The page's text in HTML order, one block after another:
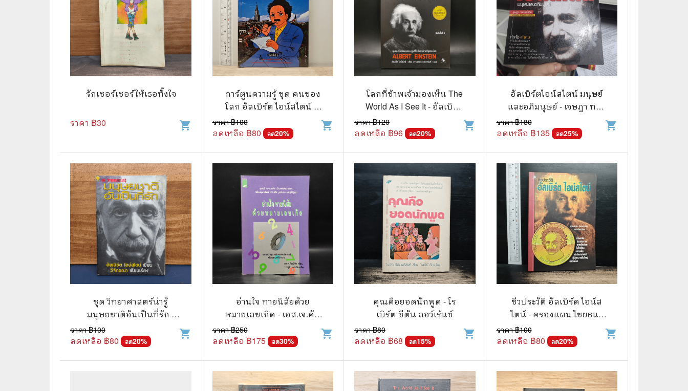
รักเซอร์เซอร์ให้เธอทั้งใจ
ราคา ฿30 shopping_cart
การ์ตูนความรู้ ชุด คนของ
โลก อัลเบิร์ต ไอน์สไตน์ ผู้
ค้นพบสูตรระเบิดปรมาณู -
ฮิโตชิ ทาเคอุจิ
ราคา ฿100
ลดเหลือ ฿80 ลด20%
shopping_cart
โลกที่ข้าพเจ้ามองเห็น The
World As I See It - อัลเบิร์ต
ราคา ฿120
ลดเหลือ ฿96 ลด20%
shopping_cart
อัลเบิร์ตไอน์สไตน์ มนุษย์
และอภิมนุษย์ - เจษฎา ทอง
ราคา ฿180
ลดเหลือ ฿135 ลด25%
shopping_cart
ชุด วิทยาศาสตร์น่ารู้
มนุษยชาติอันเป็นที่รัก -
อัลเบิร์ต ไอน์สไตน์
ราคา ฿100
ลดเหลือ ฿80 ลด20%
shopping_cart
อ่านใจ ทายนิสัยด้วย
หมายเลขเกิด - เอส.เจ.คัล
ราคา ฿250
ลดเหลือ ฿175 ลด30%
shopping_cart
คุณคือยอดนักพูด - โร
เบิร์ต ซีตัน ลอว์เร้นซ์
ราคา ฿80
ลดเหลือ ฿68 ลด15%
shopping_cart
ชีวประวัติ อัลเบิร์ด ไอน์ส
ไตน์ - ครองแผน ไชยธนะ
ราคา ฿100
ลดเหลือ ฿80 ลด20%
shopping_cart
👸 นางงาม
🖥️ คอมพิวเตอร์ เทคโนโลยี
หนังสือทั่วไป พ็อกเก็ตบุ๊ค
🦄 วรรณกรรม นิยาย เรื่องสั้น
🛖 วรรณคดีไทย นิทานพื้นบ้าน
👩‍🦳 นิยายไทยรุ่นเก่า
🏵️ บทกวี บทกลอน
🏞️ นิยายภาพ
👨‍❤️‍👨 นิยายวาย นิยายยูริ
✍️ นิยายฟิคชั่น
🌏 นิยายแปล
🏰 วรรณกรรมเยาวชน
🛸 ไซไฟ วิทยาศาสตร์
🌟 นิยายไลท์โนเวล
🔮 แฟนตาซี
🧗‍♂️ ผจญภัย ท่องเที่ยว
👽 ไซไฟ
☠️ การ์ตูนผีไทย
👩 สนพ.ยอดธิดา
☘️ สนพ.รักพิมพ์ Luckpim
🔵 สนพ.Phoenix Next
🏳️‍🌈 สนพ.หมึกจีน
☀️ สนพ.วิบูลย์กิจ
🟦 สนพ.เนชั่น
⭕ สนพ.สยามอินเตอร์
🔴 สนพ.บูรพัฒน์
🔲 สนพ.Zenshu
การ์ตูนรายเดือน รายสัปดาห์
การ์ตูนแก๊ก
กล่อง BOXSET การ์ตูน
คู่มือเฉลยเกม
เกษตรและธรรมชาติ
แม่และเด็ก
ภาษาศาสตร์
ไอทีและเทคโนโลยี
นิตยสารเก่าราคาถูก
นางงามและการประกวด
🍸 Food and Drink
💃 Hobbies and Collectibles
🖋️ Literature and Fiction
🧳 Travel Literature
⚽ Sports
🎲 Board Game
2️⃣ Used Board Game บอร์ดเกมมือ
สอง
🎉 Party
🧠 Strategy
🪅 Family
♟️ Abstract
บอร์ดเกมแปลไทย
บอร์ดเกมโดยคนไทย
Board Game
📒 สมุดบันทึก